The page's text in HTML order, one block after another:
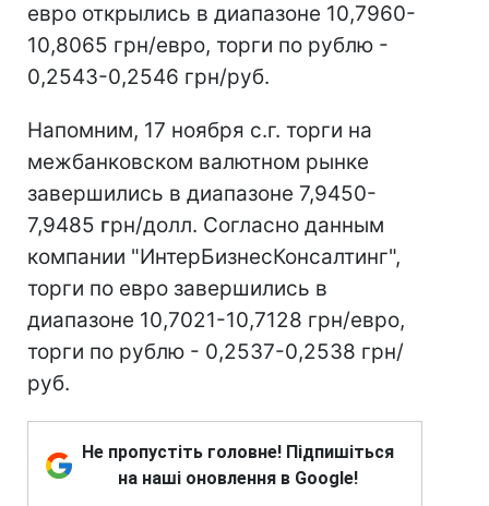
евро открылись в диапазоне 10,7960-
10,8065 грн/евро, торги по рублю -
0,2543-0,2546 грн/руб.
Напомним, 17 ноября с.г. торги на
межбанковском валютном рынке
завершились в диапазоне 7,9450-
7,9485 грн/долл. Согласно данным
компании "ИнтерБизнесКонсалтинг",
торги по евро завершились в
диапазоне 10,7021-10,7128 грн/евро,
торги по рублю - 0,2537-0,2538 грн/
руб.
Не пропустіть головне! Підпишіться
на наші оновлення в Google!